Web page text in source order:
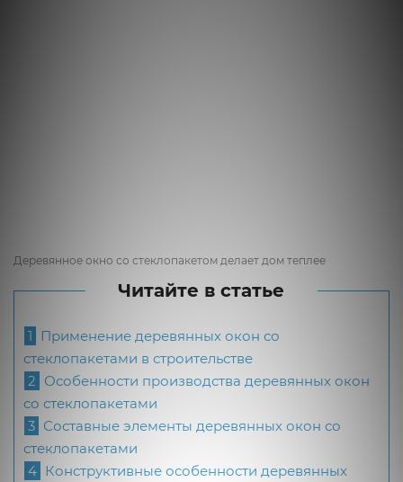
Деревянное окно со стеклопакетом делает дом теплее
Читайте в статье
1 Применение деревянных окон со
стеклопакетами в строительстве
2 Особенности производства деревянных окон
со стеклопакетами
3 Составные элементы деревянных окон со
стеклопакетами
4 Конструктивные особенности деревянных